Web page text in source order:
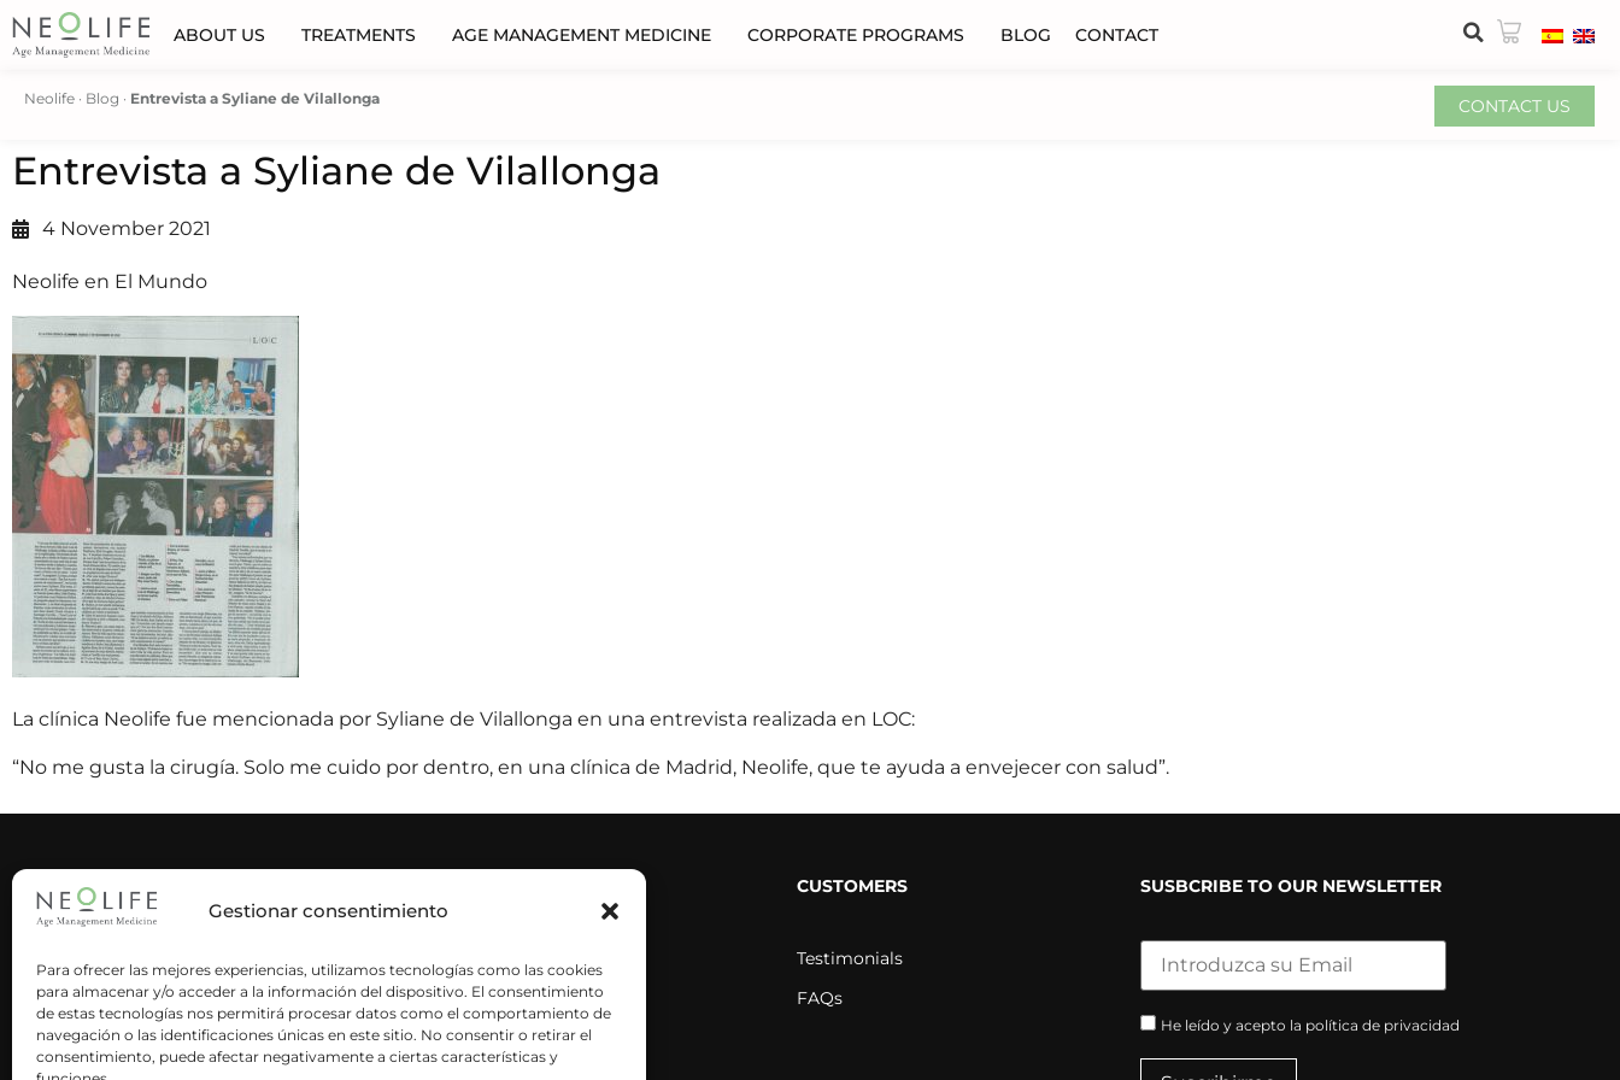
Gestionar consentimiento
Para ofrecer las mejores experiencias, utilizamos tecnologías como las cookies
para almacenar y/o acceder a la información del dispositivo. El consentimiento
de estas tecnologías nos permitirá procesar datos como el comportamiento de
navegación o las identificaciones únicas en este sitio. No consentir o retirar el
consentimiento, puede afectar negativamente a ciertas características y
ABOUT US TREATMENTS AGE MANAGEMENT MEDICINE CORPORATE PROGRAMS BLOG CONTACT
Neolife · Blog · Entrevista a Syliane de Vilallonga CONTACT US
Entrevista a Syliane de Vilallonga
4 November 2021
Neolife en El Mundo
La clínica Neolife fue mencionada por Syliane de Vilallonga en una entrevista realizada en LOC:
“No me gusta la cirugía. Solo me cuido por dentro, en una clínica de Madrid, Neolife, que te ayuda a envejecer con salud”.
INFORMATION
Neoactives
Neolife is science
Blog
Scientific articles
CUSTOMERS
Testimonials
FAQs
SUSBCRIBE TO OUR NEWSLETTER
He leído y acepto la política de privacidad